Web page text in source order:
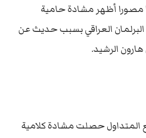
أظهر مشادة حامية
العراقي بسبب حديث عن
الرشيد.
حصلت مشادة كلامية